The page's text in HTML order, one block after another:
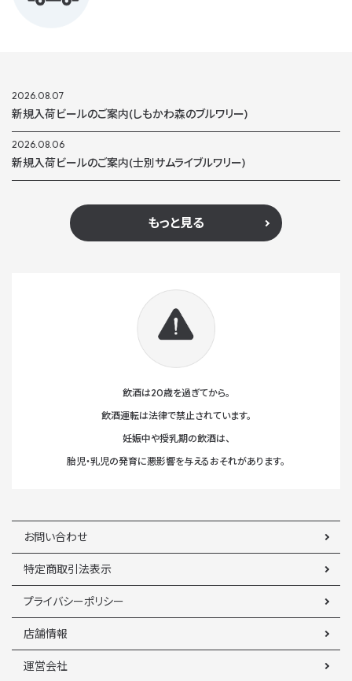
2026.08.07
新規入荷ビールのご案内(しもかわ森のブルワリー)
2026.08.06
新規入荷ビールのご案内(士別サムライブルワリー)
もっと見る
飲酒は20歳を過ぎてから。
飲酒運転は法律で禁止されています。
妊娠中や授乳期の飲酒は、
胎児・乳児の発育に悪影響を与えるおそれがあります。
お問い合わせ
特定商取引法表示
プライバシーポリシー
店舗情報
運営会社